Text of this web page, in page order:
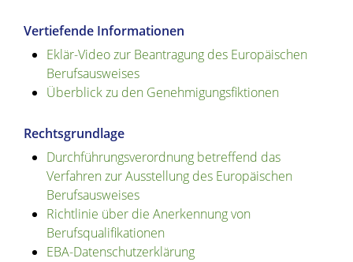
Vertiefende Informationen
Eklär-Video zur Beantragung des Europäischen
Berufsausweises
Überblick zu den Genehmigungsfiktionen
Rechtsgrundlage
Durchführungsverordnung betreffend das
Verfahren zur Ausstellung des Europäischen
Berufsausweises
Richtlinie über die Anerkennung von
Berufsqualifikationen
EBA-Datenschutzerklärung